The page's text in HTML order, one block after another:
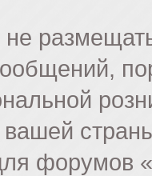
форумов